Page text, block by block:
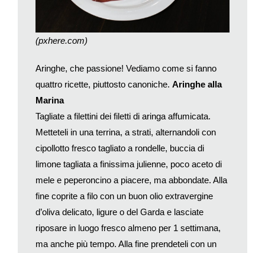
Stracotto ai peperoni
Rosolate in una casseruola con abbondante burro od olio di
oliva non extravergine 1 kg di muscolo di bue o manzo. Unite
200 g di soffritto misto a piacere, 1 cucchiaino di senape in
polvere, 1 bicchiere di vino bianco secco sobbollito per 3’, 3
una punta di concentrato di pomodoro stemperata in poca
acqua e 400 g di peperoni mondati e spezzettati. Portate a
lenta ebollizione, coprite, e poi fate cuocere in forno a 160° per
8 ore, unendo poca acqua bollente se asciugasse troppo.
Levate alla fine un poco del fondo, frullatelo e rimettetelo nella
casseruola. Regolate di sale e di pepe. Servite la carne
accompagnata con un purè di patate.
Stracotto al curry
dopo la rosolatura, 500 g di soffritto misto, 1 bicchiere di vino
bianco secco sobbollito per 3’, 3 mestoli di brodo di carne e
una punta di concentrato di pomodoro stemperata in poca
(pxhere.com)
Aringhe, che passione! Vediamo come si fanno
quattro ricette, piuttosto canoniche. Aringhe alla
Marina
Tagliate a filettini dei filetti di aringa affumicata.
Metteteli in una terrina, a strati, alternandoli con
cipollotto fresco tagliato a rondelle, buccia di
limone tagliata a finissima julienne, poco aceto di
mele e peperoncino a piacere, ma abbondate. Alla
fine coprite a filo con un buon olio extravergine
d’oliva delicato, ligure o del Garda e lasciate
riposare in luogo fresco almeno per 1 settimana,
ma anche più tempo. Alla fine prendeteli con un